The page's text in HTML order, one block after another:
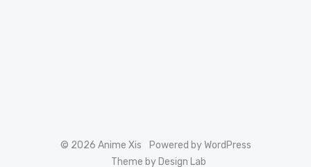
© 2026 Anime Xis
Powered by WordPress
Theme by Design Lab